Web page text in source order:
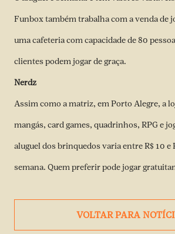
Funbox também trabalha com a venda de
uma cafeteria com capacidade de 80
clientes podem jogar de graça.
Nerdz
Assim como a matriz, em Porto Alegre, a
mangás, card games, quadrinhos, RPG e
aluguel dos brinquedos varia entre R$ 10 e
semana. Quem preferir pode jogar
VOLTAR PARA